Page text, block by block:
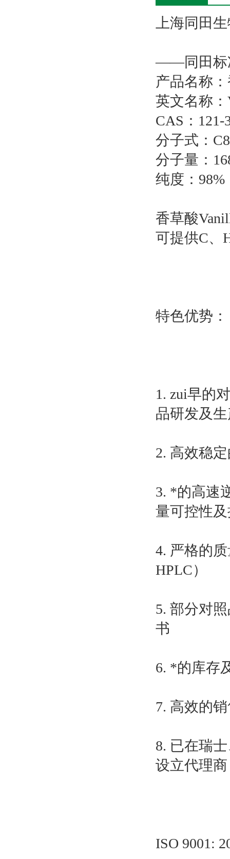
上海同田
——同田标
产品名称
英文名称：
CAS：121-
分子式：
分子量：
纯度：98%
香草酸
可提供C、
特色优势：
1. zui早的
品研发及
2. 高效稳
3. *的高速
量可控性
4. 严格的
HPLC）
5. 部分对
书
6. *的库存
7. 高效的
8. 已在瑞
设立代理商
ISO 9001: